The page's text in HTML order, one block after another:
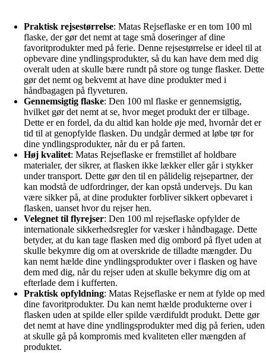
Praktisk rejsestørrelse: Matas Rejseflaske er en tom 100 ml
flaske, der gør det nemt at tage små doseringer af dine
favoritprodukter med på ferie. Denne rejsestørrelse er ideel til at
opbevare dine yndlingsprodukter, så du kan have dem med dig
overalt uden at skulle bære rundt på store og tunge flasker. Dette
gør det nemt og bekvemt at have dine produkter med i
håndbagagen på flyveturen.
Gennemsigtig flaske: Den 100 ml flaske er gennemsigtig,
hvilket gør det nemt at se, hvor meget produkt der er tilbage.
Dette er en fordel, da du altid kan holde øje med, hvornår det er
tid til at genopfylde flasken. Du undgår dermed at løbe tør for
dine yndlingsprodukter, når du er på farten.
Høj kvalitet: Matas Rejseflaske er fremstillet af holdbare
materialer, der sikrer, at flasken ikke lækker eller går i stykker
under transport. Dette gør den til en pålidelig rejsepartner, der
kan modstå de udfordringer, der kan opstå undervejs. Du kan
være sikker på, at dine produkter forbliver sikkert opbevaret i
flasken, uanset hvor du rejser hen.
Velegnet til flyrejser: Den 100 ml rejseflaske opfylder de
internationale sikkerhedsregler for væsker i håndbagage. Dette
betyder, at du kan tage flasken med dig ombord på flyet uden at
skulle bekymre dig om at overskride de tilladte mængder. Du
kan nemt hælde dine yndlingsprodukter over i flasken og have
dem med dig, når du rejser uden at skulle bekymre dig om at
efterlade dem i kufferten.
Praktisk opfyldning: Matas Rejseflaske er nem at fylde op med
dine favoritprodukter. Du kan nemt hælde produkterne over i
flasken uden at spilde eller spilde værdifuldt produkt. Dette gør
det nemt at have dine yndlingsprodukter med dig på ferien, uden
at skulle gå på kompromis med kvaliteten eller mængden af
produktet.